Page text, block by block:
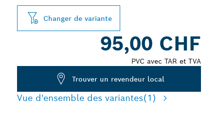
Changer de variante
95,00 CHF
PVC avec TAR et TVA
Trouver un revendeur local
Vue d'ensemble des variantes(1)